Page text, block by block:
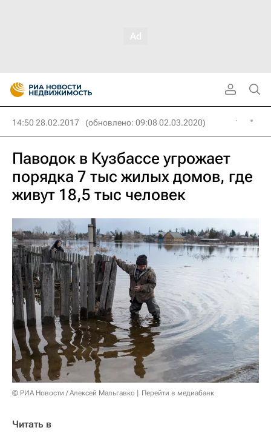
14:50 28.02.2017 (обновлено: 09:08 02.03.2020)
Паводок в Кузбассе угрожает
порядка 7 тыс жилых домов, где
живут 18,5 тыс человек
© РИА Новости / Алексей Мальгавко Перейти в медиабанк
Читать в